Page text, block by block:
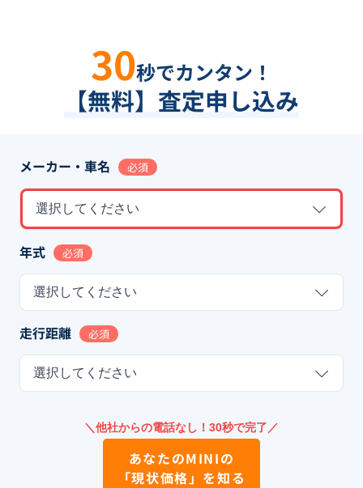
30秒でカンタン！
【無料】査定申し込み
メーカー・車名 必須
選択してください
年式 必須
選択してください
走行距離 必須
選択してください
＼他社からの電話なし！30秒で完了／
あなたのMINIの
「現状価格」を知る